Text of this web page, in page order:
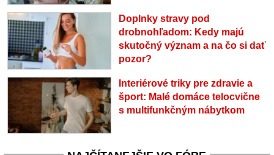
Doplnky stravy pod
drobnohľadom: Kedy majú
skutočný význam a na čo si dať
pozor?
Interiérové triky pre zdravie a
šport: Malé domáce telocvične
s multifunkčným nábytkom